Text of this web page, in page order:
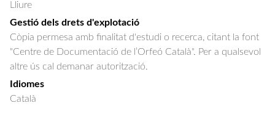
Lliure
Gestió dels drets d'explotació
Còpia permesa amb finalitat d'estudi o recerca, citant la font
"Centre de Documentació de l’Orfeó Català". Per a qualsevol
altre ús cal demanar autorització.
Idiomes
Català